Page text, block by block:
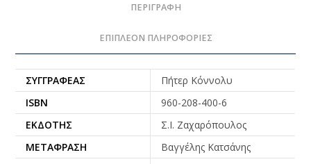
ΠΕΡΙΓΡΑΦΉ
ΕΠΙΠΛΈΟΝ ΠΛΗΡΟΦΟΡΊΕΣ
ΣΥΓΓΡΑΦΈΑΣ
Πήτερ Κόννολυ
ISBN
960-208-400-6
ΕΚΔΌΤΗΣ
Σ.Ι. Ζαχαρόπουλος
ΜΕΤΆΦΡΑΣΗ
Βαγγέλης Κατσάνης